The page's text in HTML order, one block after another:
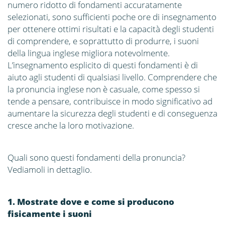
numero ridotto di fondamenti accuratamente
selezionati, sono sufficienti poche ore di insegnamento
per ottenere ottimi risultati e la capacità degli studenti
di comprendere, e soprattutto di produrre, i suoni
della lingua inglese migliora notevolmente.
L’insegnamento esplicito di questi fondamenti è di
aiuto agli studenti di qualsiasi livello. Comprendere che
la pronuncia inglese non è casuale, come spesso si
tende a pensare, contribuisce in modo significativo ad
aumentare la sicurezza degli studenti e di conseguenza
cresce anche la loro motivazione.
Quali sono questi fondamenti della pronuncia?
Vediamoli in dettaglio.
1. Mostrate dove e come si producono
fisicamente i suoni